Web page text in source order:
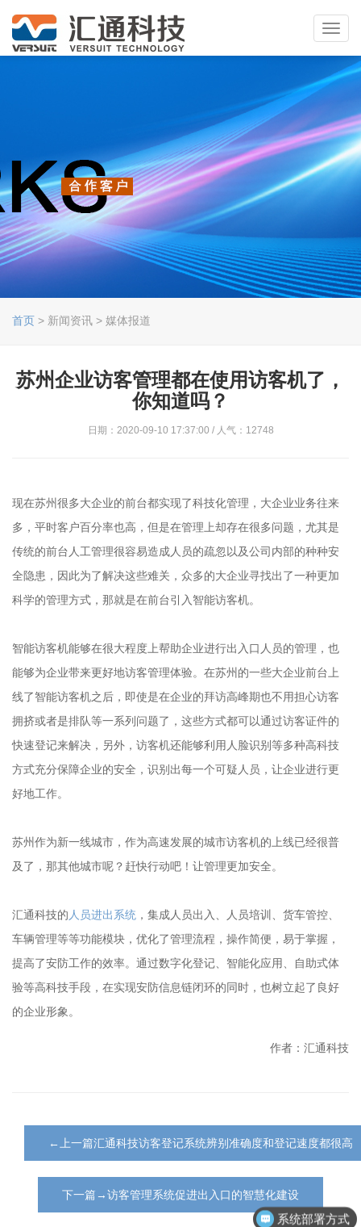
首页 > 新闻资讯 > 媒体报道
苏州企业访客管理都在使用访客机了，
你知道吗？
日期：2020-09-10 17:37:00 / 人气：12748
现在苏州很多大企业的前台都实现了科技化管理，大企业业务往来
多，平时客户百分率也高，但是在管理上却存在很多问题，尤其是
传统的前台人工管理很容易造成人员的疏忽以及公司内部的种种安
全隐患，因此为了解决这些难关，众多的大企业寻找出了一种更加
科学的管理方式，那就是在前台引入智能访客机。
智能访客机能够在很大程度上帮助企业进行出入口人员的管理，也
能够为企业带来更好地访客管理体验。在苏州的一些大企业前台上
线了智能访客机之后，即使是在企业的拜访高峰期也不用担心访客
拥挤或者是排队等一系列问题了，这些方式都可以通过访客证件的
快速登记来解决，另外，访客机还能够利用人脸识别等多种高科技
方式充分保障企业的安全，识别出每一个可疑人员，让企业进行更
好地工作。
苏州作为新一线城市，作为高速发展的城市访客机的上线已经很普
及了，那其他城市呢？赶快行动吧！让管理更加安全。
汇通科技的 人员进出系统 ，集成人员出入、人员培训、货车管控、
车辆管理等等功能模块，优化了管理流程，操作简便，易于掌握，
提高了安防工作的效率。通过数字化登记、智能化应用、自助式体
验等高科技手段，在实现安防信息链闭环的同时，也树立起了良好
的企业形象。
作者：汇通科技
←上一篇汇通科技访客登记系统辨别准确度和登记速度都很高
下一篇→访客管理系统促进出入口的智慧化建设
系统部署方式